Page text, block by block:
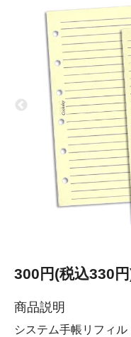
300円(税込330
商品説明
システム手帳リフィル